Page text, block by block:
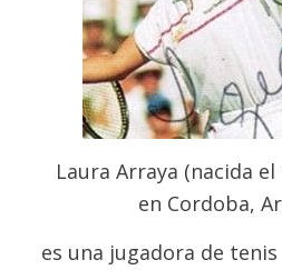
Laura Arraya (nacida el
en Cordoba,
es una jugadora de